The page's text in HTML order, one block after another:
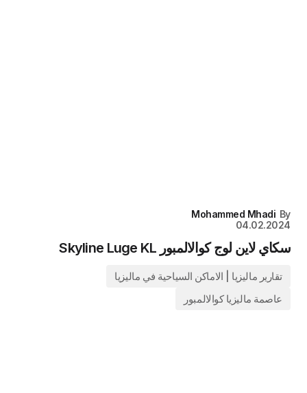
By
Mohammed Mhadi
04.02.2024
سكاي لاين لوج كوالالمبور Skyline Luge KL
تقارير ماليزيا | الاماكن السياحية في ماليزيا
عاصمة ماليزيا كوالالمبور